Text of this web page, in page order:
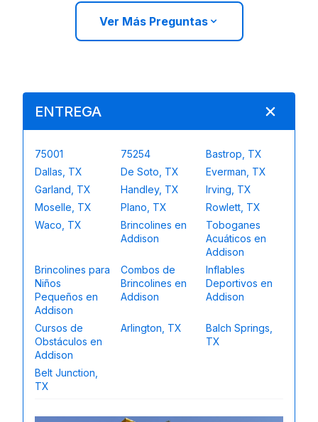
Ver Más Preguntas
ENTREGA
75001 75254
Bastrop, TX
Dallas, TX
De Soto, TX
Everman, TX
Garland, TX
Handley, TX
Irving, TX
Moselle, TX
Plano, TX
Rowlett, TX
Waco, TX
Brincolines en
Addison
Toboganes
Acuáticos en
Addison
Brincolines para
Niños
Pequeños en
Addison
Combos de
Brincolines en
Addison
Inflables
Deportivos en
Addison
Cursos de
Obstáculos en
Addison
Arlington, TX
Balch Springs,
TX
Belt Junction,
TX